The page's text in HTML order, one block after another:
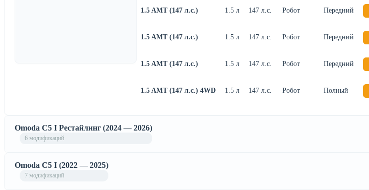
1.5 AMT (147 л.с.) 1.5 л 147 л.с. Робот Передний
1.5 AMT (147 л.с.) 1.5 л 147 л.с. Робот Передний
1.5 AMT (147 л.с.) 1.5 л 147 л.с. Робот Передний
1.5 AMT (147 л.с.) 4WD 1.5 л 147 л.с. Робот Полный
Omoda C5 I Рестайлинг (2024 — 2026)
6 модификаций
Omoda C5 I (2022 — 2025)
7 модификаций